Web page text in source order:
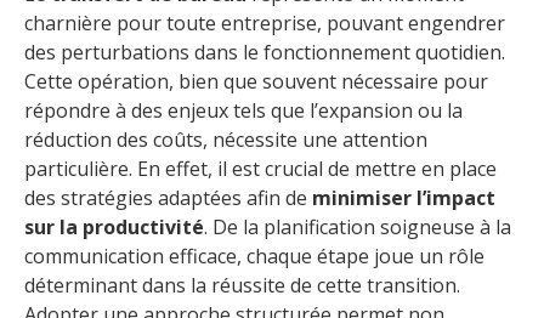
charnière pour toute entreprise, pouvant engendrer
des perturbations dans le fonctionnement quotidien.
Cette opération, bien que souvent nécessaire pour
répondre à des enjeux tels que l’expansion ou la
réduction des coûts, nécessite une attention
particulière. En effet, il est crucial de mettre en place
des stratégies adaptées afin de minimiser l’impact
sur la productivité. De la planification soigneuse à la
communication efficace, chaque étape joue un rôle
déterminant dans la réussite de cette transition.